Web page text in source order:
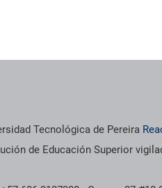
Tecnológica de Pereira
de Educación Superior